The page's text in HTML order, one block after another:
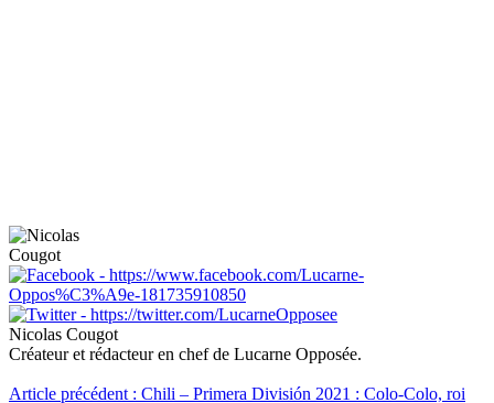
Nicolas Cougot
Créateur et rédacteur en chef de Lucarne Opposée.
Article précédent : Chili – Primera División 2021 : Colo-Colo, roi